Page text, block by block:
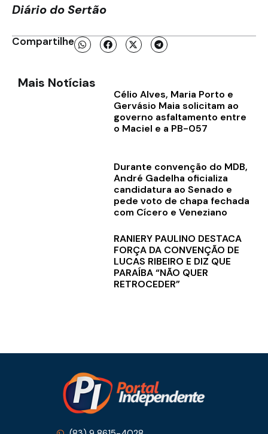
Diário do Sertão
Compartilhe
Mais Notícias
Célio Alves, Maria Porto e
Gervásio Maia solicitam ao
governo asfaltamento entre
o Maciel e a PB-057
Durante convenção do MDB,
André Gadelha oficializa
candidatura ao Senado e
pede voto de chapa fechada
com Cícero e Veneziano
RANIERY PAULINO DESTACA
FORÇA DA CONVENÇÃO DE
LUCAS RIBEIRO E DIZ QUE
PARAÍBA “NÃO QUER
RETROCEDER”